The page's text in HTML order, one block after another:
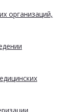
организаций,